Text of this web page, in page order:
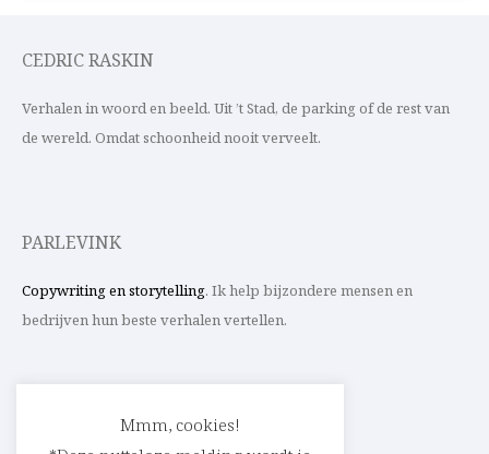
CEDRIC RASKIN
Verhalen in woord en beeld. Uit ’t Stad, de parking of de rest van
de wereld. Omdat schoonheid nooit verveelt.
PARLEVINK
Copywriting en storytelling. Ik help bijzondere mensen en
bedrijven hun beste verhalen vertellen.
Mmm, cookies!